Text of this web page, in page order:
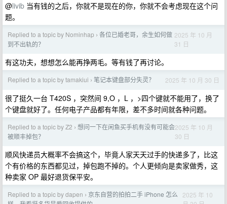
@livib 当有钱的之后，你就不是现在的你，你就不会考虑现在这个问
题。
Replied to a topic by Nominhap › 各位已婚老哥，余生如何做
到不出轨的？
2025 年 10 月
31 日
有这功夫，想想怎么能再挣两毛。等有钱了再讨论。
Replied to a topic by tamakiui › 笔记本键盘部分失灵？ 2025 年 10 月 30 日
很了挺久一台 T420S ，突然间 9,O ，L ，>四个键就不能用了，换了
个键盘就好了。任何电子产品都有年限，差不多时间就各种问题。
Replied to a topic by Z2 › 想问一下在闲鱼买手机有没有可能会
被顺丰掉包？
2025 年 10 月
30 日
顺风快递员大概率不会搞这个，毕竟人家天天过手的快递多了，比这
个有价格的东西都见过，掉包跑不掉的。个人更倾向是卖家做秀，这
种卖家 OP 最好退货保平安。
Replied to a topic by dapen › 京东自营的拍拍二手 iPhone 怎么
2025 年 10